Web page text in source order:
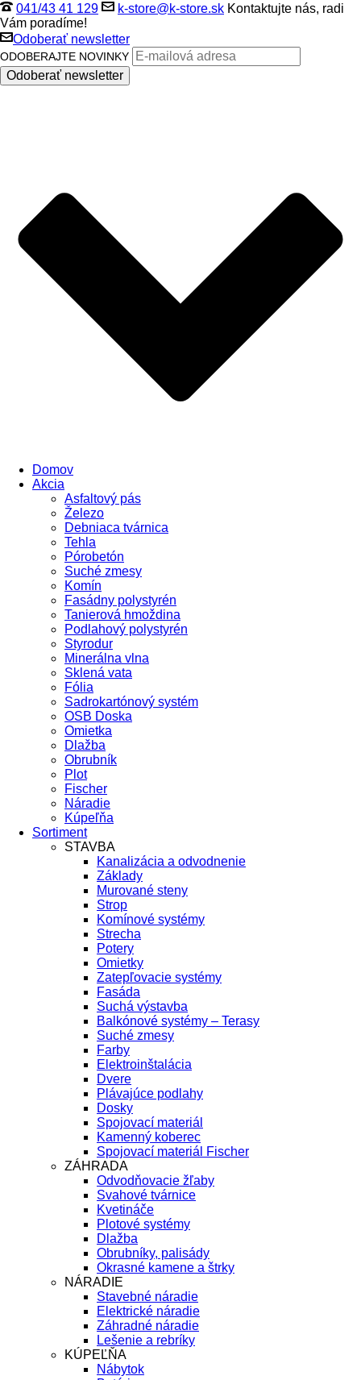
041/43 41 129 k-store@k-store.sk Kontaktujte nás, radi
Vám poradíme!
Odoberať newsletter
ODOBERAJTE NOVINKY
Domov
Akcia
Asfaltový pás
Železo
Debniaca tvárnica
Tehla
Pórobetón
Suché zmesy
Komín
Fasádny polystyrén
Tanierová hmoždina
Podlahový polystyrén
Styrodur
Minerálna vlna
Sklená vata
Fólia
Sadrokartónový systém
OSB Doska
Omietka
Dlažba
Obrubník
Plot
Fischer
Náradie
Kúpeľňa
Sortiment
STAVBA
Kanalizácia a odvodnenie
Základy
Murované steny
Strop
Komínové systémy
Strecha
Potery
Omietky
Zatepľovacie systémy
Fasáda
Suchá výstavba
Balkónové systémy – Terasy
Suché zmesy
Farby
Elektroinštalácia
Dvere
Plávajúce podlahy
Dosky
Spojovací materiál
Kamenný koberec
Spojovací materiál Fischer
ZÁHRADA
Odvodňovacie žľaby
Svahové tvárnice
Kvetináče
Plotové systémy
Dlažba
Obrubníky, palisády
Okrasné kamene a štrky
NÁRADIE
Stavebné náradie
Elektrické náradie
Záhradné náradie
Lešenie a rebríky
KÚPEĽŇA
Nábytok